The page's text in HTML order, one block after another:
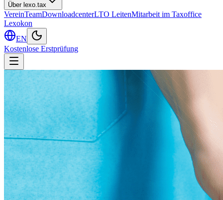
Über lexo.tax
VereinTeamDownloadcenterLTO LeitenMitarbeit im Taxoffice
Lexokon
EN
Kostenlose Erstprüfung